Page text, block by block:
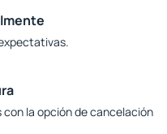
la opción de cancelación